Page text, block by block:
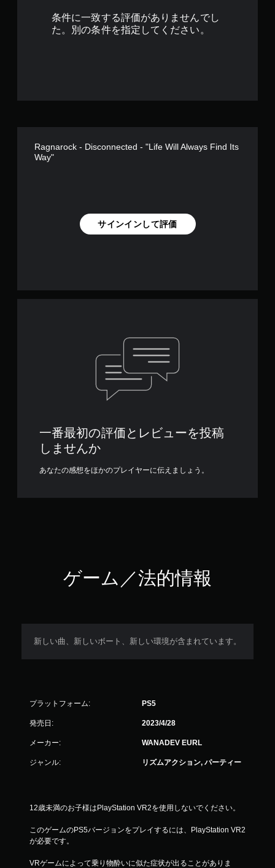
条件に一致する評価がありませんでし
た。別の条件を指定してください。
Ragnarock - Disconnected - "Life Will Always Find Its
Way"
サインインして評価
一番最初の評価とレビューを投稿
しませんか
あなたの感想をほかのプレイヤーに伝えましょう。
ゲーム／法的情報
新しい曲、新しいボート、新しい環境が含まれています。
プラットフォーム: PS5
発売日: 2023/4/28
メーカー: WANADEV EURL
ジャンル: リズムアクション, パーティー
12歳未満のお子様はPlayStation VR2を使用しないでください。
このゲームのPS5バージョンをプレイするには、PlayStation VR2
が必要です。
VRゲームによって乗り物酔いに似た症状が出ることがありま